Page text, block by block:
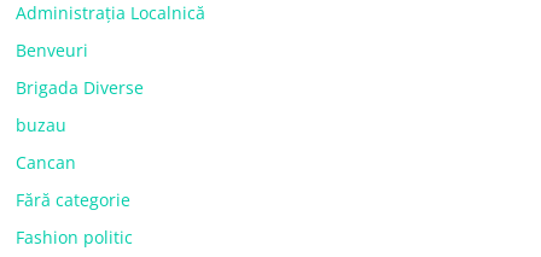
Administrația Localnică
Benveuri
Brigada Diverse
buzau
Cancan
Fără categorie
Fashion politic